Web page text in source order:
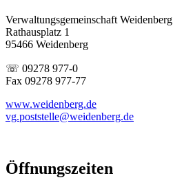
Verwaltungsgemeinschaft Weidenberg
Rathausplatz 1
95466 Weidenberg
☏ 09278 977-0
Fax 09278 977-77
www.weidenberg.de
vg.poststelle@weidenberg.de
Öffnungszeiten